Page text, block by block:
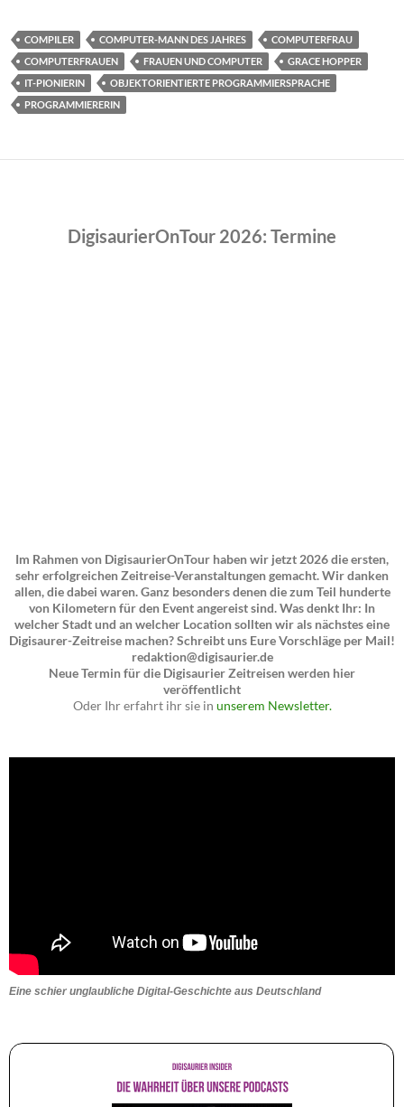
COMPILER COMPUTER-MANN DES JAHRES
COMPUTERFRAU
COMPUTERFRAUEN
FRAUEN UND COMPUTER
GRACE HOPPER
IT-PIONIERIN
OBJEKTORIENTIERTE PROGRAMMIERSPRACHE
PROGRAMMIERERIN
DigisaurierOnTour 2026: Termine
Im Rahmen von DigisaurierOnTour haben wir jetzt 2026 die ersten,
sehr erfolgreichen Zeitreise-Veranstaltungen gemacht. Wir danken
allen, die dabei waren. Ganz besonders denen die zum Teil hunderte
von Kilometern für den Event angereist sind. Was denkt Ihr: In
welcher Stadt und an welcher Location sollten wir als nächstes eine
Digisaurer-Zeitreise machen? Schreibt uns Eure Vorschläge per Mail!
redaktion@digisaurier.de
Neue Termin für die Digisaurier Zeitreisen werden hier
veröffentlicht
Oder Ihr erfahrt ihr sie in unserem Newsletter.
Eine schier unglaubliche Digital-Geschichte aus Deutschland